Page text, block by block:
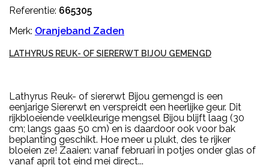
Referentie: 665305
Merk: Oranjeband Zaden
LATHYRUS REUK- OF SIERERWT BIJOU GEMENGD
Lathyrus Reuk- of siererwt Bijou gemengd is een
eenjarige Siererwt en verspreidt een heerlijke geur. Dit
rijkbloeiende veelkleurige mengsel Bijou blijft laag (30
cm; langs gaas 50 cm) en is daardoor ook voor bak
beplanting geschikt. Hoe meer u plukt, des te rijker
bloeien ze! Zaaien: vanaf februari in potjes onder glas of
vanaf april tot eind mei direct...